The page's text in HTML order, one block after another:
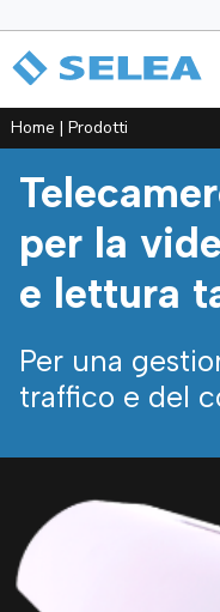
Home | Prodotti
per la
e lettura
Per una
traffico e del